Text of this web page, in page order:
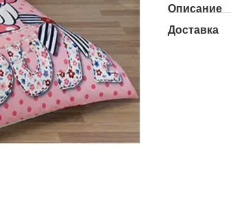
Описание
Доставка